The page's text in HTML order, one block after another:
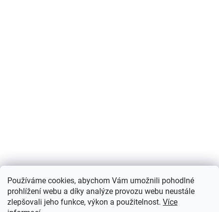
Používáme cookies, abychom Vám umožnili pohodlné
prohlížení webu a díky analýze provozu webu neustále
zlepšovali jeho funkce, výkon a použitelnost. Více